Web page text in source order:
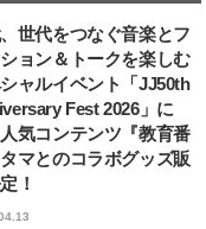
世代をつなぐ音楽とフ
ョン＆トークを楽しむ
ャルイベント「JJ50th
Fest 2026」に
気コンテンツ『教育番
マとのコラボグッズ販
！